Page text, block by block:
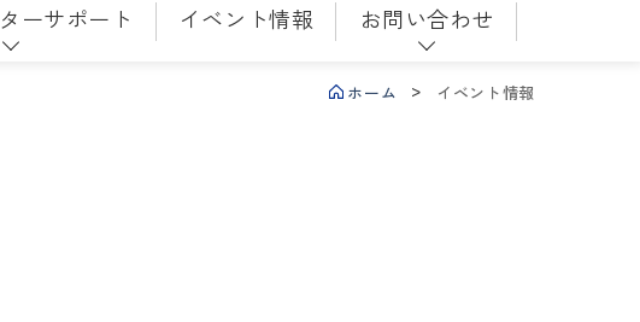
ーサポート イベント情報 お問い合わせ
ホーム イベント情報